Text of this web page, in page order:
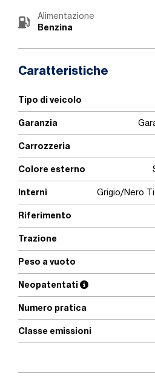
Alimentazione
Benzina
Caratteristiche
Tipo di veicolo
Garanzia
Carrozzeria
Colore esterno
Interni Grigio/Nero
Riferimento
Trazione
Peso a vuoto
Neopatentati
Numero pratica
Classe emissioni